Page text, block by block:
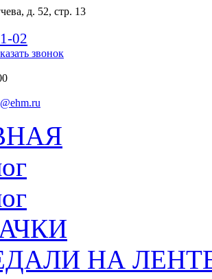
д. 52, стр. 13
02
звонок
НА